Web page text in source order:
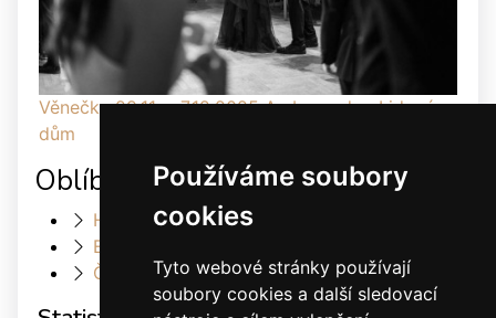
Používáme soubory
cookies
Tyto webové stránky používají
soubory cookies a další sledovací
Věnečky 29.11. a 7.12.2025 Ambassador, Lidový
dům
Oblíbené odkazy
Heller Dance & Fashion
Elis Dance Sport s.r.o.
Český svaz tanečního sportu